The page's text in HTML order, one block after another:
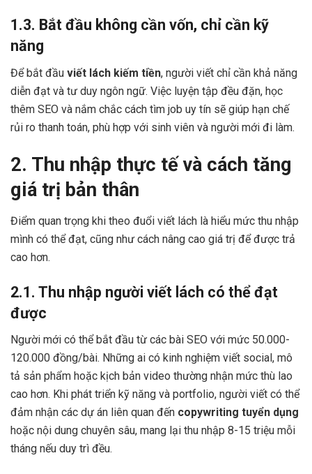
1.3. Bắt đầu không cần vốn, chỉ cần kỹ
năng
Để bắt đầu viết lách kiếm tiền, người viết chỉ cần khả năng
diễn đạt và tư duy ngôn ngữ. Việc luyện tập đều đặn, học
thêm SEO và nắm chắc cách tìm job uy tín sẽ giúp hạn chế
rủi ro thanh toán, phù hợp với sinh viên và người mới đi làm.
2. Thu nhập thực tế và cách tăng
giá trị bản thân
Điểm quan trọng khi theo đuổi viết lách là hiểu mức thu nhập
mình có thể đạt, cũng như cách nâng cao giá trị để được trả
cao hơn.
2.1. Thu nhập người viết lách có thể đạt
được
Người mới có thể bắt đầu từ các bài SEO với mức 50.000-
120.000 đồng/bài. Những ai có kinh nghiệm viết social, mô
tả sản phẩm hoặc kịch bản video thường nhận mức thù lao
cao hơn. Khi phát triển kỹ năng và portfolio, người viết có thể
đảm nhận các dự án liên quan đến copywriting tuyển dụng
hoặc nội dung chuyên sâu, mang lại thu nhập 8-15 triệu mỗi
tháng nếu duy trì đều.